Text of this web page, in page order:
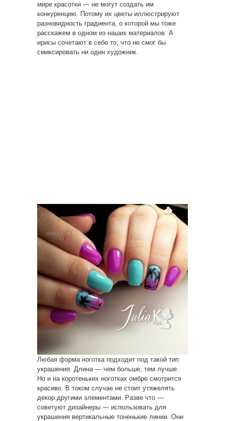
мире красотки — не могут создать им
конкуренцию. Потому их цветы иллюстрируют
разновидность градиента, о которой мы тоже
расскажем в одном из наших материалов. А
ирисы сочетают в себе то, что не смог бы
смиксировать ни один художник.
Любая форма ноготка подходит под такой тип
украшения. Длина — чем больше, тем лучше.
Но и на коротеньких ноготках омбре смотрится
красиво. В током случае не стоит утяжелять
декор другими элементами. Разве что —
советуют дизайнеры — использовать для
украшения вертикальные тоненькие линии. Они